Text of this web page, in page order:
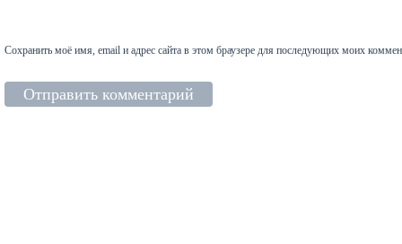
Сохранить моё имя, email и адрес сайта в этом браузере для последующих моих